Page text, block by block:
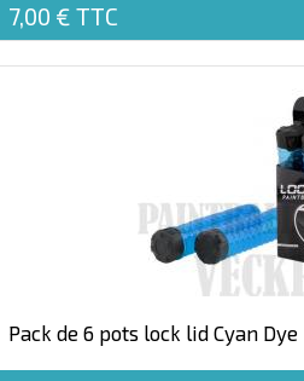
7,00 € TTC
Pack de 6 pots lock lid Cyan Dye